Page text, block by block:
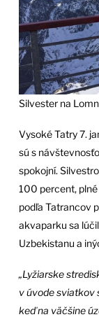
Silvester na
Vysoké Tatry 7.
sú s
spokojní.
100 percent, plné
podľa Tatrancov
akvaparku sa
Uzbekistanu a
„Lyžiarske
v úvode sviatkov
keď na väčšine